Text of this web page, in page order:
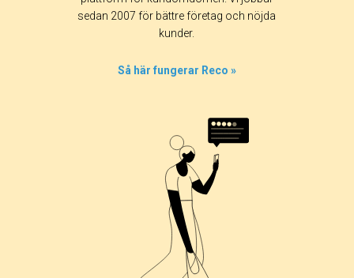
sedan 2007 för bättre företag och nöjda
kunder.
Så här fungerar Reco »